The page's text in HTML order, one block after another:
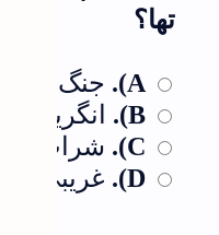
تھا؟
A).
جنگ آزادی
B).
انگریز
C).
شراب
D).
غریبی و